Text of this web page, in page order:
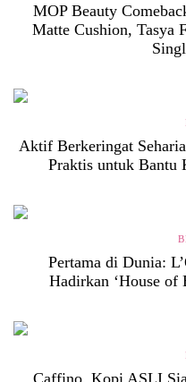
MOP Beauty
Matte Cushion, Tasya
Aktif Berkeringat
Praktis untuk Bantu
Pertama di Dunia:
Hadirkan ‘House of
Caffino, Kopi ASLI